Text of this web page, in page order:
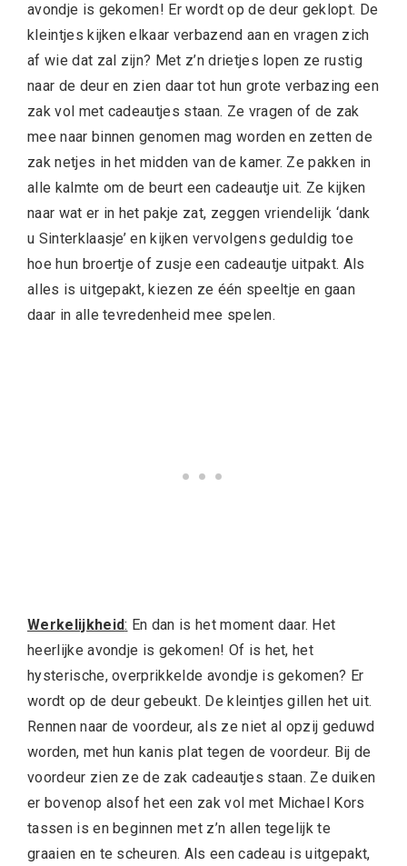
avondje is gekomen! Er wordt op de deur geklopt. De
kleintjes kijken elkaar verbazend aan en vragen zich
af wie dat zal zijn? Met z’n drietjes lopen ze rustig
naar de deur en zien daar tot hun grote verbazing een
zak vol met cadeautjes staan. Ze vragen of de zak
mee naar binnen genomen mag worden en zetten de
zak netjes in het midden van de kamer. Ze pakken in
alle kalmte om de beurt een cadeautje uit. Ze kijken
naar wat er in het pakje zat, zeggen vriendelijk ‘dank
u Sinterklaasje’ en kijken vervolgens geduldig toe
hoe hun broertje of zusje een cadeautje uitpakt. Als
alles is uitgepakt, kiezen ze één speeltje en gaan
daar in alle tevredenheid mee spelen.
Werkelijkheid: En dan is het moment daar. Het
heerlijke avondje is gekomen! Of is het, het
hysterische, overprikkelde avondje is gekomen? Er
wordt op de deur gebeukt. De kleintjes gillen het uit.
Rennen naar de voordeur, als ze niet al opzij geduwd
worden, met hun kanis plat tegen de voordeur. Bij de
voordeur zien ze de zak cadeautjes staan. Ze duiken
er bovenop alsof het een zak vol met Michael Kors
tassen is en beginnen met z’n allen tegelijk te
graaien en te scheuren. Als een cadeau is uitgepakt,